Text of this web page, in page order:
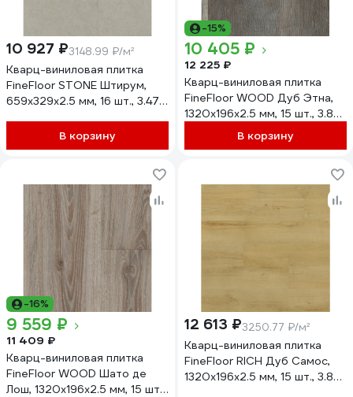
10 927 ₽3148.99 ₽/м²
Кварц-виниловая плитка
FineFloor STONE Штирум,
659х329х2.5 мм, 16 шт., 3.47
В корзину
-15%
10 405 ₽
12 225 ₽
Кварц-виниловая плитка
FineFloor WOOD Дуб Этна,
1320х196х2.5 мм, 15 шт., 3.88
кв. м FF 1418 NEW
В корзину
-16%
9 559 ₽
11 409 ₽
Кварц-виниловая плитка
FineFloor WOOD Шато де
Лош, 1320х196х2.5 мм, 15 шт.,
12 613 ₽3250.77 ₽/м²
Кварц-виниловая плитка
FineFloor RICH Дуб Самос,
1320х196х2.5 мм, 15 шт., 3.88